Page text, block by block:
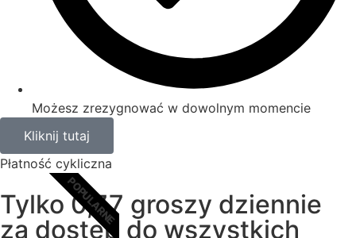
Możesz zrezygnować w dowolnym momencie
Kliknij tutaj
Płatność cykliczna
POPULARNE
Tylko 0,77 groszy dziennie
za dostęp do wszystkich